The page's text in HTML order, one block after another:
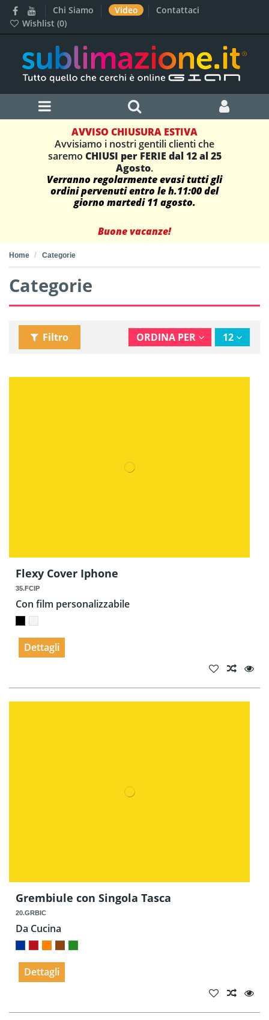
Chi Siamo Video
Contattaci
Wishlist (0)
AVVISO CHIUSURA ESTIVA
Avvisiamo i nostri gentili clienti che
saremo CHIUSI per FERIE dal 12 al 25
Agosto.
Verranno regolarmente evasi tutti gli
ordini pervenuti entro le h.11:00 del
giorno martedi 11 agosto.
Buone vacanze!
Home Categorie
Categorie
Filtro ORDINA PER 12
Flexy Cover Iphone
35.FCIP
Con film personalizzabile
Dettagli
Grembiule con Singola Tasca
20.GRBIC
Da Cucina
Dettagli